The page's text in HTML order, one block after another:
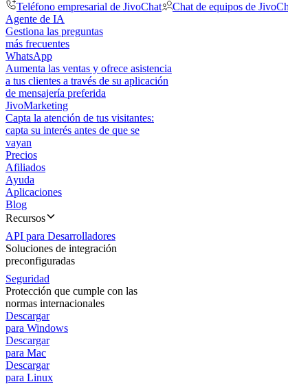
Teléfono empresarial de JivoChat
Chat de equipos de
Agente de IA
Gestiona las preguntas
más frecuentes
WhatsApp
Aumenta las ventas y ofrece asistencia
a tus clientes a través de su aplicación
de mensajería preferida
JivoMarketing
Capta la atención de tus visitantes:
capta su interés antes de que se
vayan
Precios
Afiliados
Ayuda
Aplicaciones
Blog
Recursos
API para Desarrolladores
Soluciones de integración
preconfiguradas
Seguridad
Protección que cumple con las
normas internacionales
Descargar
para Windows
Descargar
para Mac
Descargar
para Linux